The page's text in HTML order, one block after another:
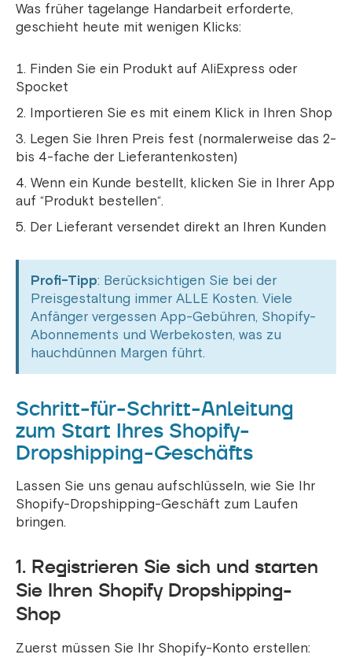
Was früher tagelange Handarbeit erforderte,
geschieht heute mit wenigen Klicks:
Finden Sie ein Produkt auf AliExpress oder
Spocket
Importieren Sie es mit einem Klick in Ihren Shop
Legen Sie Ihren Preis fest (normalerweise das 2-
bis 4-fache der Lieferantenkosten)
Wenn ein Kunde bestellt, klicken Sie in Ihrer App
auf “Produkt bestellen“.
Der Lieferant versendet direkt an Ihren Kunden
Profi-Tipp: Berücksichtigen Sie bei der
Preisgestaltung immer ALLE Kosten. Viele
Anfänger vergessen App-Gebühren, Shopify-
Abonnements und Werbekosten, was zu
hauchdünnen Margen führt.
Schritt-für-Schritt-Anleitung
zum Start Ihres Shopify-
Dropshipping-Geschäfts
Lassen Sie uns genau aufschlüsseln, wie Sie Ihr
Shopify-Dropshipping-Geschäft zum Laufen
bringen.
1. Registrieren Sie sich und starten
Sie Ihren Shopify Dropshipping-
Shop
Zuerst müssen Sie Ihr Shopify-Konto erstellen: